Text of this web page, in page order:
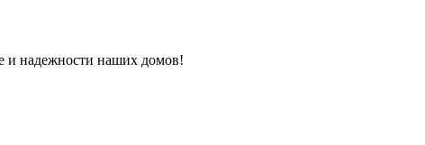
и надежности наших домов!